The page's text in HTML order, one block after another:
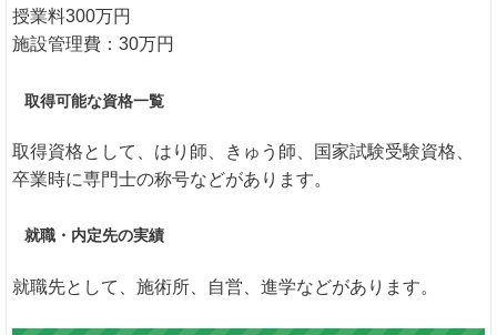
授業料300万円
施設管理費：30万円
取得可能な資格一覧
取得資格として、はり師、きゅう師、国家試験受験資格、
卒業時に専門士の称号などがあります。
就職・内定先の実績
就職先として、施術所、自営、進学などがあります。